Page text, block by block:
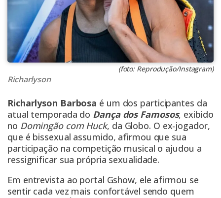
(foto: Reprodução/Instagram)
Richarlyson
Richarlyson Barbosa é um dos participantes da
atual temporada do Dança dos Famosos, exibido
no Domingão com Huck, da Globo. O ex-jogador,
que é bissexual assumido, afirmou que sua
participação na competição musical o ajudou a
ressignificar sua própria sexualidade.
Em entrevista ao portal Gshow, ele afirmou se
sentir cada vez mais confortável sendo quem